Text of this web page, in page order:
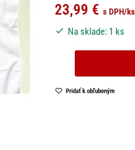
23,99 € s DPH/ks
Na sklade: 1 ks
Pridať k obľubeným